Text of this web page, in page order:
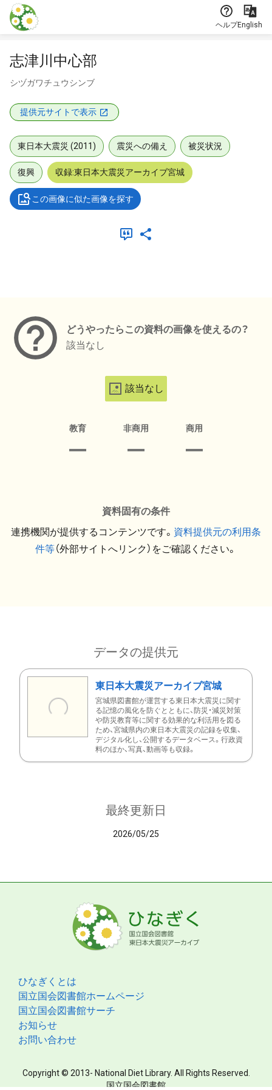
本文に飛ぶ
ヘルプEnglish
志津川中心部
シヅガワチュウシンブ
提供元サイトで表示
東日本大震災 (2011) 震災への備え 被災状況
復興 収録:東日本大震災アーカイブ宮城
この画像に似た画像を探す
どうやったらこの資料の画像を使えるの？
該当なし
該当なし
教育 非商用 商用
資料固有の条件
連携機関が提供するコンテンツです。 資料提供元の利用条
件等（外部サイトへリンク）をご確認ください。
データの提供元
東日本大震災アーカイブ宮城
宮城県図書館が運営する東日本大震災に関す
る記憶の風化を防ぐとともに、防災・減災対策
や防災教育等に関する効果的な利活用を図る
ため、宮城県内の東日本大震災の記録を収集、
デジタル化し、公開するデータベース。行政資
料のほか、写真、動画等も収録。
最終更新日
2026/05/25
ひなぎくとは
国立国会図書館ホームページ
国立国会図書館サーチ
お知らせ
お問い合わせ
Copyright © 2013- National Diet Library. All Rights Reserved.